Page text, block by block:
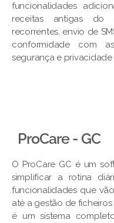
funcionalidades
receitas antigas do
recorrentes, envio de
conformidade com
segurança e
ProCare - GC
O ProCare GC é um
simplificar a rotina
funcionalidades que
até a gestão de
é um sistema